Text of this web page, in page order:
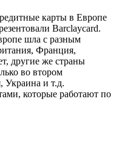
карты в Европе
Barclaycard.
шла с разным
Франция,
другие же страны
во втором
Украина и т.д.
которые работают по